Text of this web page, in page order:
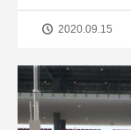
2020.09.15